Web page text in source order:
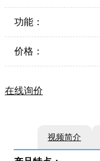
功能：
价格：
在线询价
视频简介